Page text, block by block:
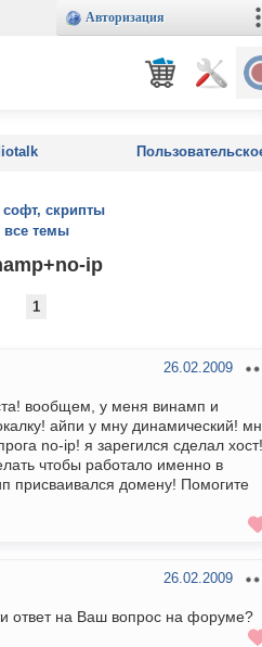
Авторизация
скрипты
все темы
ip
1
26.02.2009
вообщем, у меня винамп и
айпи у мну динамический!
no-ip! я зарегился сделал
чтобы работало именно в
присваивался домену! Помогите
26.02.2009
ответ на Ваш вопрос на форуме?